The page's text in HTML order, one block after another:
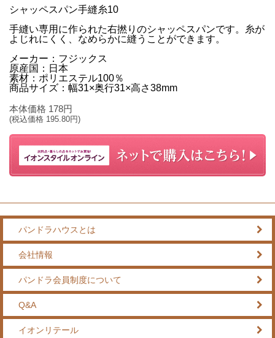
シャッペスパン手縫糸10
手縫い専用に作られた右撚りのシャッペスパンです。糸が
よじれにくく、なめらかに縫うことができます。
メーカー：フジックス
原産国：日本
素材：ポリエステル100％
商品サイズ：幅31×奥行31×高さ38mm
本体価格 178円
(税込価格 195.80円)
パンドラハウスとは
会社情報
パンドラ会員制度について
Q&A
イオンリテール